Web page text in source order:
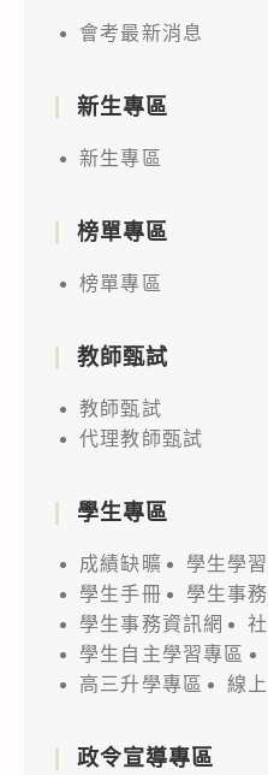
會考最新消息
新生專區
新生專區
榜單專區
榜單專區
教師甄試
教師甄試
代理教師甄試
學生專區
成績缺曠
學生學
學生手冊
學生事
學生事務資訊網
學生自主學習專區
高三升學專區
線
政令宣導專區